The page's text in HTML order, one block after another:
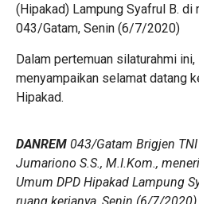
(Hipakad) Lampung Syafrul B. di
043/Gatam, Senin (6/7/2020)
Dalam pertemuan silaturahmi
menyampaikan selamat datang
Hipakad.
DANREM 043/Gatam Brigjen
Jumariono S.S., M.I.Kom.,
Umum DPD Hipakad Lampung